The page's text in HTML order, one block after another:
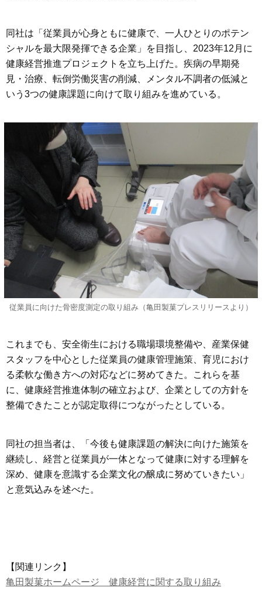
同社は「従業員が心身ともに健康で、一人ひとりのポテン
シャルを最大限発揮できる企業」を目指し、2023年12月に
健康経営推進プロジェクトを立ち上げた。疾病の早期発
見・治療、転倒労働災害の削減、メンタル不調者の低減と
いう3つの健康課題に向けて取り組みを進めている。
従業員に向けた骨密度測定の取り組み（亀田製菓プレスリリースより）
これまでも、安全衛生における職場環境整備や、産業保健
スタッフを中心とした従業員の健康管理施策、育児におけ
る柔軟な働き方への対応などに努めてきた。これらを基
に、健康経営推進体制の確立および、企業としての方針を
整備できたことが認定取得につながったとしている。
同社の担当者は、「今後も健康課題の解決に向けた施策を
継続し、経営と従業員が一体となって健康に対する理解を
深め、健康を意識する企業文化の醸成に努めていきたい」
と意気込みを述べた。
【関連リンク】
亀田製菓ホームページ 健康経営に関する取り組み